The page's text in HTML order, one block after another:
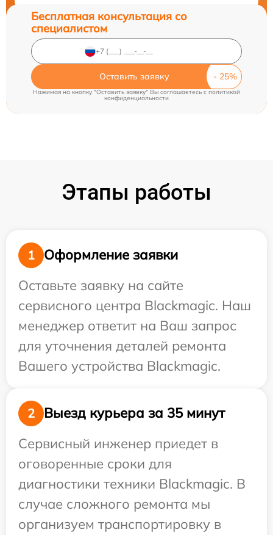
Бесплатная консультация со
специалистом
Оставить заявку
Нажимая на кнопку "Оставить заявку" Вы соглашаетесь cполитикой
конфиденциальности
Этапы работы
1
Оформление заявки
Оставьте заявку на сайте
сервисного центра Blackmagic. Наш
менеджер ответит на Ваш запрос
для уточнения деталей ремонта
Вашего устройства Blackmagic.
2
Выезд курьера за 35 минут
Сервисный инженер приедет в
оговоренные сроки для
диагностики техники Blackmagic. В
случае сложного ремонта мы
организуем транспортировку в